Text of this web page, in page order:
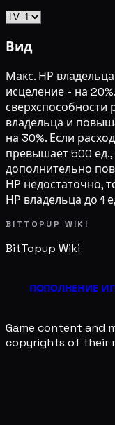
Вид
Макс. НР
исцеление - на
сверхспособности
владельца и
на 30%. Если
превышает 500
дополнительно
НР недостаточно,
НР владельца до 1
BITTOPUP WIKI
BitTopup Wiki
ПОПОЛНЕНИЕ
Game content and
copyrights of their